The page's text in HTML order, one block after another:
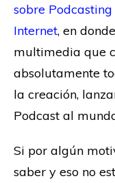
sobre
Internet, en
multimedia que
absolutamente
la creación,
Podcast al
Si por algún
saber y eso no